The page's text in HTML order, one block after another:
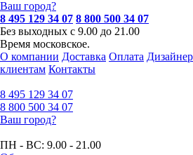
Ваш город?
8 495 129 34 07 8 800 500 34 07
Без выходных с 9.00 до 21.00
Время московское.
О компании Доставка Оплата
клиентам Контакты
8 495 129 34 07
8 800 500 34 07
Ваш город?
ПН - ВС: 9.00 - 21.00